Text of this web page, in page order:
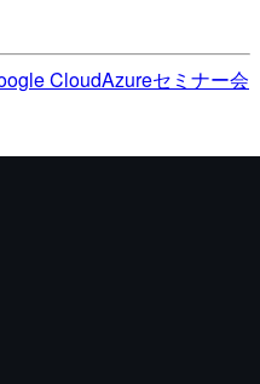
CloudAzureセミナー会